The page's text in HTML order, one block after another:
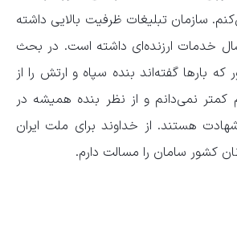
سازمان تبلیغات ظرفیت بالایی داشته
طول این ۴۴ سال خدمات ارزنده‌ای داشته است. در بحث
بارها گفته‌اند بنده سپاه و ارتش را از
نمی‌دانم و از نظر بنده همیشه در
هستند. از خداوند برای ملت ایران
کشور سامان را مسالت دارم.